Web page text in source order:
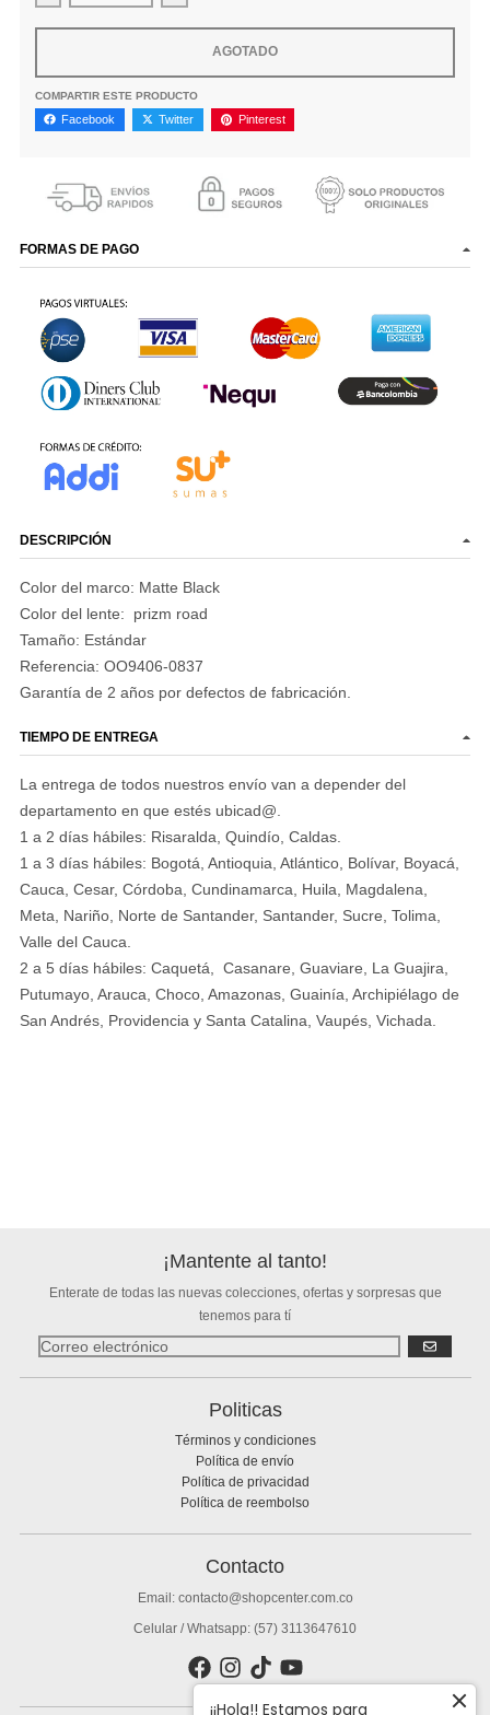
AGOTADO
COMPARTIR ESTE PRODUCTO
Facebook Twitter Pinterest
FORMAS DE PAGO
DESCRIPCIÓN
Color del marco: Matte Black
Color del lente: prizm road
Tamaño: Estándar
Referencia: OO9406-0837
Garantía de 2 años por defectos de fabricación.
TIEMPO DE ENTREGA
La entrega de todos nuestros envío van a depender del
departamento en que estés ubicad@.
1 a 2 días hábiles: Risaralda, Quindío, Caldas.
1 a 3 días hábiles: Bogotá, Antioquia, Atlántico, Bolívar, Boyacá,
Cauca, Cesar, Córdoba, Cundinamarca, Huila, Magdalena,
Meta, Nariño, Norte de Santander, Santander, Sucre, Tolima,
Valle del Cauca.
2 a 5 días hábiles: Caquetá, Casanare, Guaviare, La Guajira,
Putumayo, Arauca, Choco, Amazonas, Guainía, Archipiélago de
San Andrés, Providencia y Santa Catalina, Vaupés, Vichada.
¡Mantente al tanto!
Enterate de todas las nuevas colecciones, ofertas y sorpresas que
tenemos para tí
Politicas
Términos y condiciones
Política de envío
Política de privacidad
Política de reembolso
Contacto
Email: contacto@shopcenter.com.co
Celular / Whatsapp: (57) 3113647610
¡¡Hola!! Estamos para